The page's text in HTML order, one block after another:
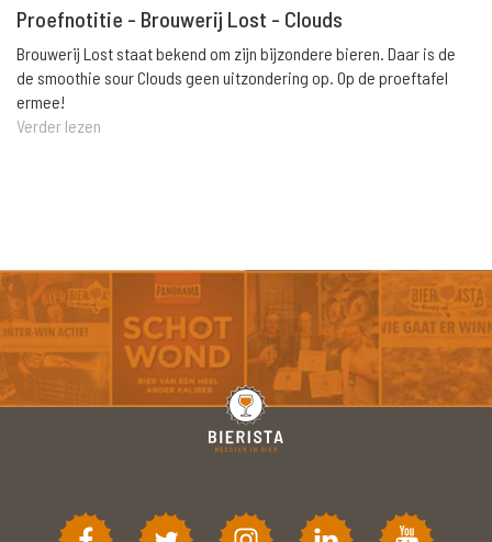
Proefnotitie - Brouwerij Lost - Clouds
Brouwerij Lost staat bekend om zijn bijzondere bieren. Daar is de
de smoothie sour Clouds geen uitzondering op. Op de proeftafel
ermee!
Verder lezen